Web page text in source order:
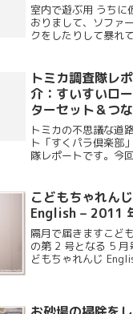
室内で遊ぶ用 うちに
おりまして、ソファ
クをしたりして暴れ
を用意してみました
トミカ調査隊レ
介：すいすいロ
ターセット＆つ
ードセット
トミカの不思議な道
ト「すくパラ倶楽部
隊レポートです。今
こちらです。
こどもちゃれん
English – 2011
隔月で届きますこど
の第 2 号となる 5 月
どもちゃれんじ